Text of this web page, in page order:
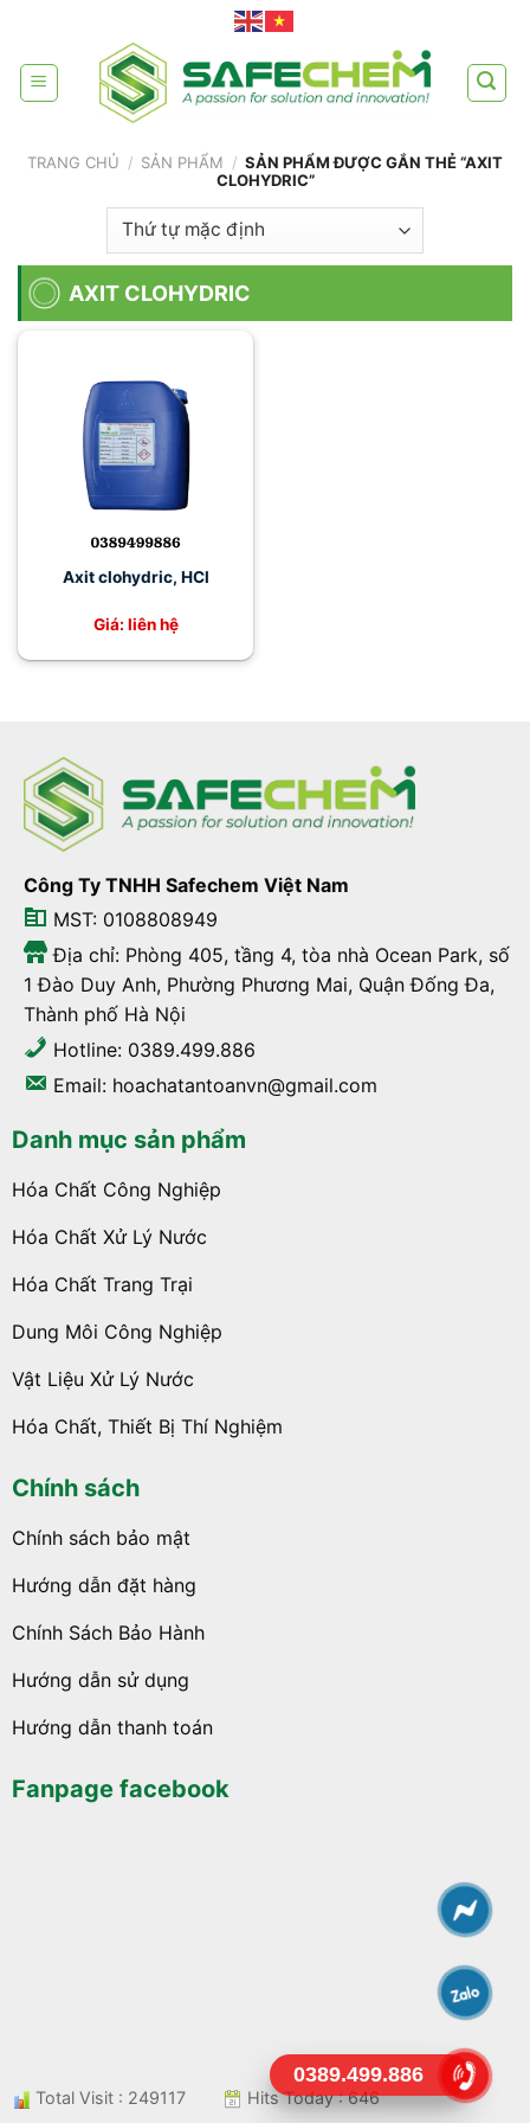
content
TRANG CHỦ / SẢN PHẨM / SẢN PHẨM ĐƯỢC GẮN THẺ “AXIT
CLOHYDRIC”
AXIT CLOHYDRIC
Axit clohydric, HCl
Giá: liên hệ
Công Ty TNHH Safechem Việt Nam
MST: 0108808949
Địa chỉ: Phòng 405, tầng 4, tòa nhà Ocean Park, số
1 Đào Duy Anh, Phường Phương Mai, Quận Đống Đa,
Thành phố Hà Nội
Hotline: 0389.499.886
Email: hoachatantoanvn@gmail.com
Danh mục sản phẩm
Hóa Chất Công Nghiệp
Hóa Chất Xử Lý Nước
Hóa Chất Trang Trại
Dung Môi Công Nghiệp
Vật Liệu Xử Lý Nước
Hóa Chất, Thiết Bị Thí Nghiệm
Chính sách
Chính sách bảo mật
Hướng dẫn đặt hàng
Chính Sách Bảo Hành
Hướng dẫn sử dụng
Hướng dẫn thanh toán
Fanpage facebook
Total Visit : 249117 Hits Today : 646
0389.499.886